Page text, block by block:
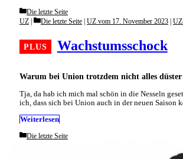
Categories
Die letzte Seite
Warum bei Union trotzdem nicht alles
Wachstumsschock
UZ Categories
Die letzte Seite UZ vom 17. November 2023
Tja, da hab ich mich mal schön in die Nesseln
ich, dass sich bei Union auch in der neuen Saison
Weiterlesen
Categories
Die letzte Seite